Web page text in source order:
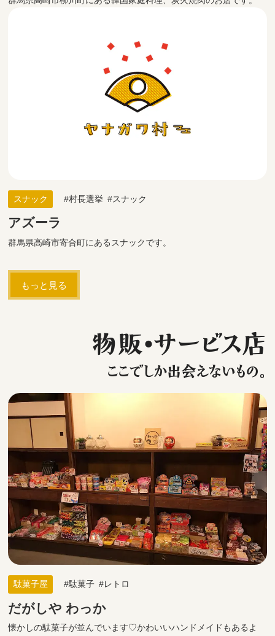
スナック 村長選挙 スナック
アズーラ
群馬県高崎市寄合町にあるスナックです。
もっと見る
物販・サービス店
ここでしか出会えないもの。
駄菓子屋 駄菓子 レトロ
だがしや わっか
懐かしの駄菓子が並んでいます♡かわいいハンドメイドもあるよ